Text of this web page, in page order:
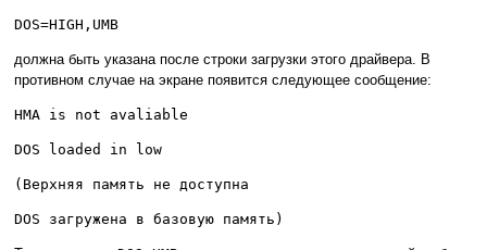
DOS=HIGH,UMB
должна быть указана после строки загрузки этого драйвера. В
противном случае на экране появится следующее сообщение:
HMA is not avaliable
DOS loaded in low
(Верхняя память не доступна
DOS загружена в базовую память)